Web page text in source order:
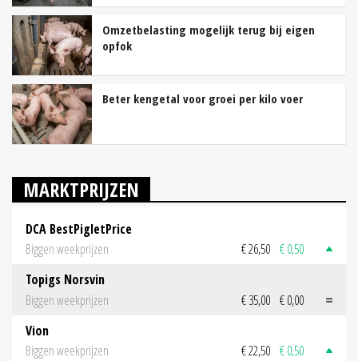
Omzetbelasting mogelijk terug bij eigen
opfok
Beter kengetal voor groei per kilo voer
MARKTPRIJZEN
DCA BestPigletPrice
Biggen weekprijzen
€ 26,50 € 0,50
Topigs Norsvin
Biggen weekprijzen
€ 35,00 € 0,00
Vion
Biggen weekprijzen
€ 22,50 € 0,50